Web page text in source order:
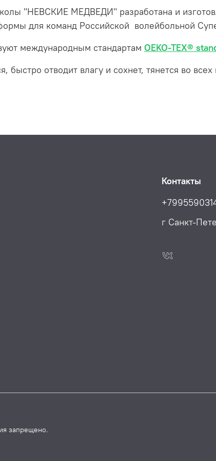
"НЕВСКИЕ МЕДВЕДИ" разработана и
для команд Российской волейбольной
международным стандартам OEKO-TEX®
отводит влагу и сохнет, тянется во
Контакты
г Санкт-
запрещено.